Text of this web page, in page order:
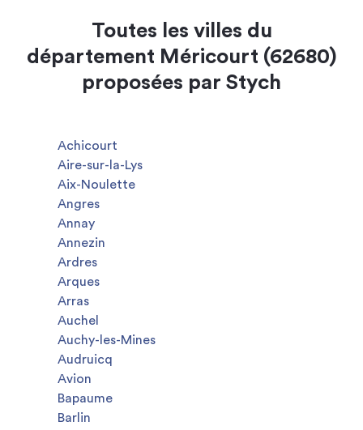
Toutes les villes du
département Méricourt (62680)
proposées par Stych
Achicourt
Aire-sur-la-Lys
Aix-Noulette
Angres
Annay
Annezin
Ardres
Arques
Arras
Auchel
Auchy-les-Mines
Audruicq
Avion
Bapaume
Barlin